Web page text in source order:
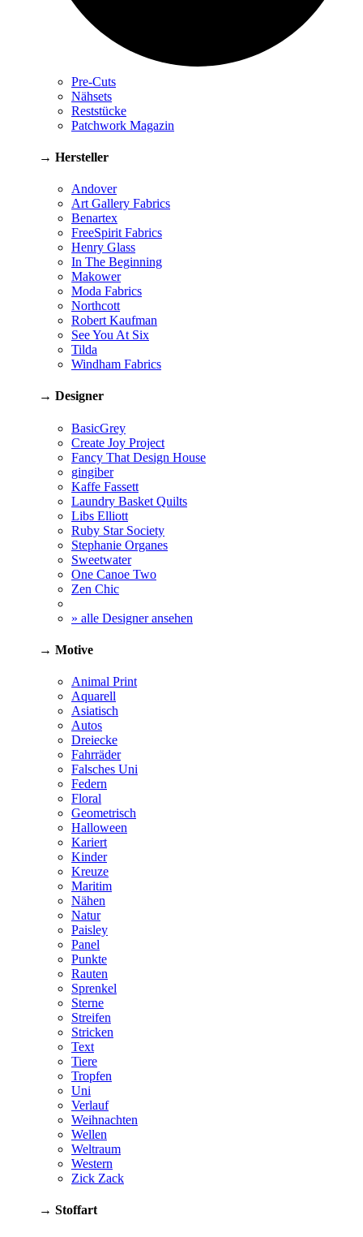
Pre-Cuts
Nähsets
Reststücke
Patchwork Magazin
→ Hersteller
Andover
Art Gallery Fabrics
Benartex
FreeSpirit Fabrics
Henry Glass
In The Beginning
Makower
Moda Fabrics
Northcott
Robert Kaufman
See You At Six
Tilda
Windham Fabrics
→ Designer
BasicGrey
Create Joy Project
Fancy That Design House
gingiber
Kaffe Fassett
Laundry Basket Quilts
Libs Elliott
Ruby Star Society
Stephanie Organes
Sweetwater
One Canoe Two
Zen Chic
» alle Designer ansehen
→ Motive
Animal Print
Aquarell
Asiatisch
Autos
Dreiecke
Fahrräder
Falsches Uni
Federn
Floral
Geometrisch
Halloween
Kariert
Kinder
Kreuze
Maritim
Nähen
Natur
Paisley
Panel
Punkte
Rauten
Sprenkel
Sterne
Streifen
Stricken
Text
Tiere
Tropfen
Uni
Verlauf
Weihnachten
Wellen
Weltraum
Western
Zick Zack
→ Stoffart